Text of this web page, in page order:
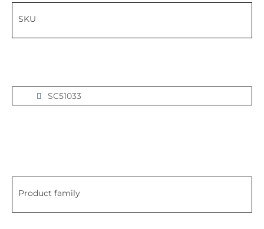
SKU
SC51033
Product family